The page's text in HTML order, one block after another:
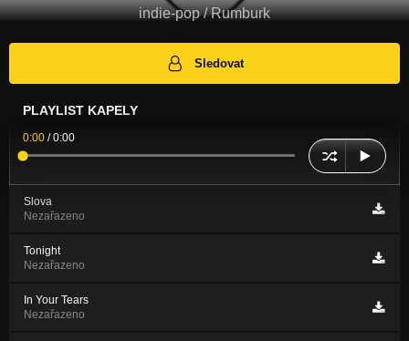
indie-pop / Rumburk
Sledovat
PLAYLIST KAPELY
0:00 /0:00
Slova
Nezařazeno
Tonight
Nezařazeno
In Your Tears
Nezařazeno